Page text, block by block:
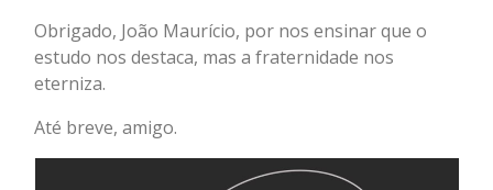
Obrigado, João Maurício, por nos ensinar que o
estudo nos destaca, mas a fraternidade nos
eterniza.
Até breve, amigo.